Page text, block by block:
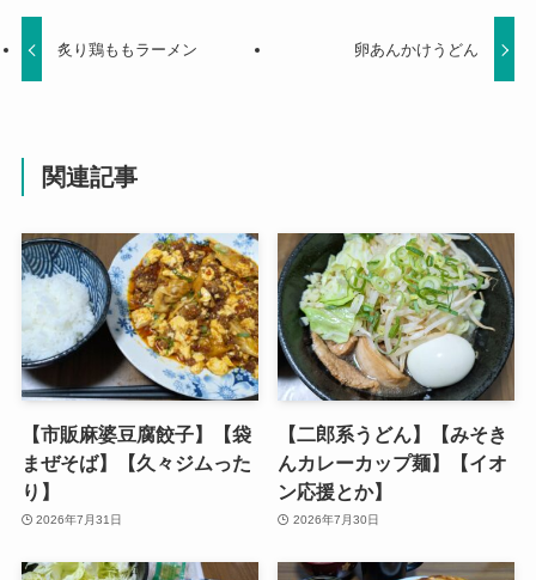
炙り鶏ももラーメン 卵あんかけうどん
関連記事
【市販麻婆豆腐餃子】【袋
まぜそば】【久々ジムった
り】
2026年7月31日
【二郎系うどん】【みそき
んカレーカップ麺】【イオ
ン応援とか】
2026年7月30日